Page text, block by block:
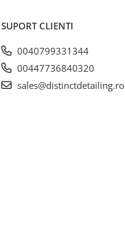
SUPORT CLIENTI
0040799331344
00447736840320
sales@distinctdetailing.ro